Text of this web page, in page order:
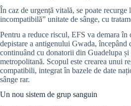
În caz de urgență vitală, se poate recurge
incompatibilă” unitate de sânge, cu
Pentru a reduce riscul, EFS va demara în
depistare a antigenului Gwada, începând
continuând cu donatorii din Guadelupa și
metropolitană. Scopul este crearea unui
compatibili, integrat în bazele de date
sânge rar.
Un nou sistem de grup sanguin